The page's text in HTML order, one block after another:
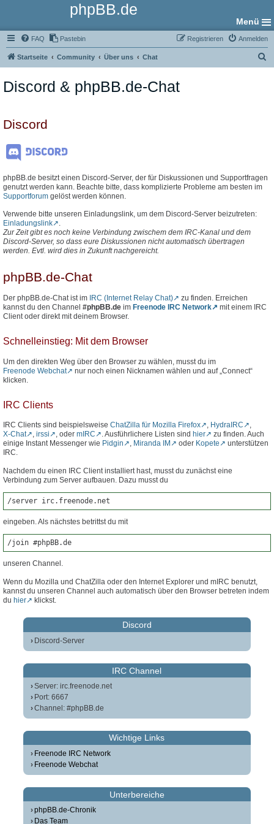
phpBB.de
Menü
FAQ Pastebin Anmelden
Registrieren
Startseite Community Über uns Chat
Discord & phpBB.de-Chat
Discord
phpBB.de besitzt einen Discord-Server, der für Diskussionen und Supportfragen
genutzt werden kann. Beachte bitte, dass komplizierte Probleme am besten im
Supportforum gelöst werden können.
Verwende bitte unseren Einladungslink, um dem Discord-Server beizutreten:
Einladungslink
.
Zur Zeit gibt es noch keine Verbindung zwischem dem IRC-Kanal und dem
Discord-Server, so dass eure Diskussionen nicht automatisch übertragen
werden. Evtl. wird dies in Zukunft nachgereicht.
phpBB.de-Chat
Der phpBB.de-Chat ist im IRC (Internet Relay Chat)
zu finden. Erreichen
kannst du den Channel #phpBB.de im Freenode IRC Network
mit einem IRC
Client oder direkt mit deinem Browser.
Schnelleinstieg: Mit dem Browser
Um den direkten Weg über den Browser zu wählen, musst du im
Freenode Webchat
nur noch einen Nicknamen wählen und auf „Connect“
klicken.
IRC Clients
IRC Clients sind beispielsweise ChatZilla für Mozilla Firefox , HydraIRC
,
X-Chat
, irssi , oder mIRC . Ausführlichere Listen sind hier
zu finden. Auch
einige Instant Messenger wie Pidgin , Miranda IM oder Kopete
unterstützen
IRC.
Nachdem du einen IRC Client installiert hast, musst du zunächst eine
Verbindung zum Server aufbauen. Dazu musst du
/server irc.freenode.net
eingeben. Als nächstes betrittst du mit
/join #phpBB.de
unseren Channel.
Wenn du Mozilla und ChatZilla oder den Internet Explorer und mIRC benutzt,
kannst du unseren Channel auch automatisch über den Browser betreten indem
du hier klickst.
Discord
Discord-Server
IRC Channel
Server: irc.freenode.net
Port: 6667
Channel: #phpBB.de
Wichtige Links
Freenode IRC Network
Freenode Webchat
Unterbereiche
phpBB.de-Chronik
Das Team